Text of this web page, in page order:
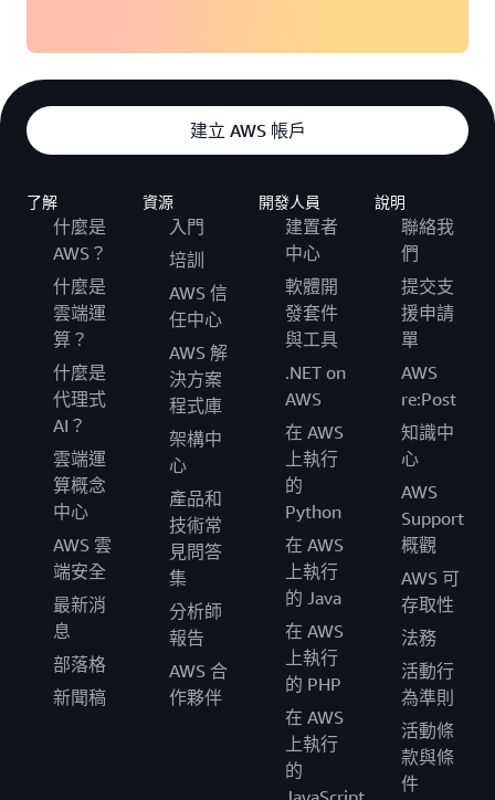
建立 AWS 帳戶
了解
什麼是
AWS？
什麼是
雲端運
算？
什麼是
代理式
AI？
雲端運
算概念
中心
AWS 雲
端安全
最新消
息
部落格
新聞稿
資源
入門
培訓
AWS 信
任中心
AWS 解
決方案
程式庫
架構中
心
產品和
技術常
見問答
集
分析師
報告
AWS 合
作夥伴
開發人員
建置者
中心
軟體開
發套件
與工具
.NET on
AWS
在 AWS
上執行
的
Python
在 AWS
上執行
的 Java
在 AWS
上執行
的 PHP
在 AWS
上執行
的
說明
聯絡我
們
提交支
援申請
單
AWS
re:Post
知識中
心
AWS
Support
概觀
AWS 可
存取性
法務
活動行
為準則
活動條
款與條
件